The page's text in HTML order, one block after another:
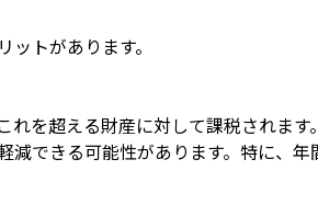
トがあります。
れを超える財産に対して課税されま
減できる可能性があります。特に、